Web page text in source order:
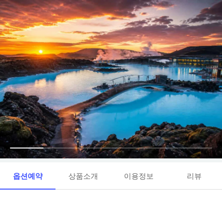
옵션예약 상품소개 이용정보 리뷰